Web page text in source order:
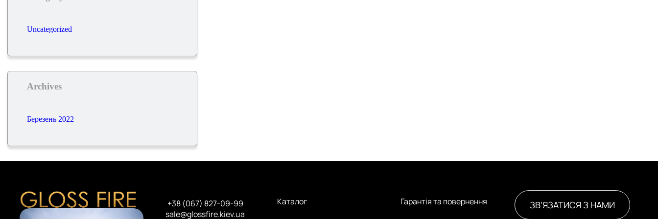
Uncategorized
Archives
Березень 2022
+38 (067) 827-09-99
sale@glossfire.kiev.ua
Каталог Гарантія та повернення ЗВ’ЯЗАТИСЯ З НАМИ